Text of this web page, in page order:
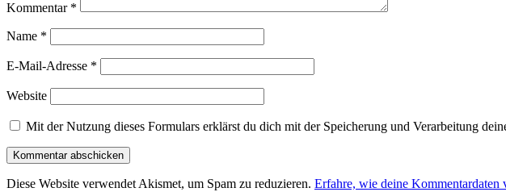
Kommentar *
Name *
E-Mail-Adresse *
Website
Mit der Nutzung dieses Formulars erklärst du dich mit der Speicherung und Verarbeitung
Diese Website verwendet Akismet, um Spam zu reduzieren. Erfahre, wie deine Kommentardaten